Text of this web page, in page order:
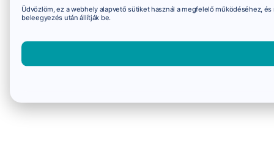
Üdvözlöm, ez a webhely alapvető sütiket használ a megfelelő működéséhez,
beleegyezés után állítják be.